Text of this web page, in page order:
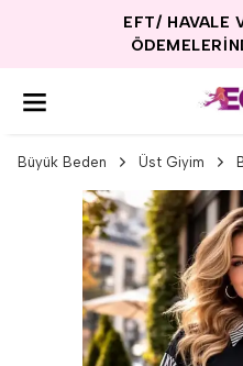
EFT/ HAVALE
Büyük Beden Üst Giyim